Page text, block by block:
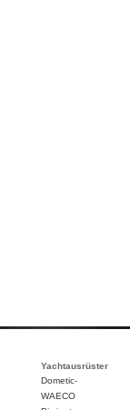
Yachtausrüster
Dometic-
WAECO